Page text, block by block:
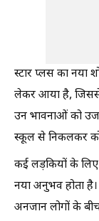
स्टार प्लस का नया
लेकर आया है, जिससे
उन भावनाओं को
स्कूल से निकलकर
कई लड़कियों के
नया अनुभव होता
अनजान लोगों के